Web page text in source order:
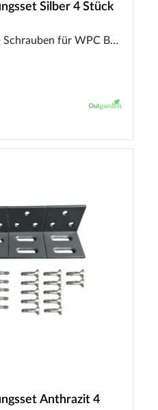
Silber 4 Stück
für WPC Bausatzzaun DIY
Anthrazit 4